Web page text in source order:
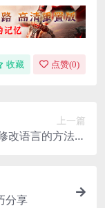
收藏 点赞(0)
上一篇
改语言的方法分
分享